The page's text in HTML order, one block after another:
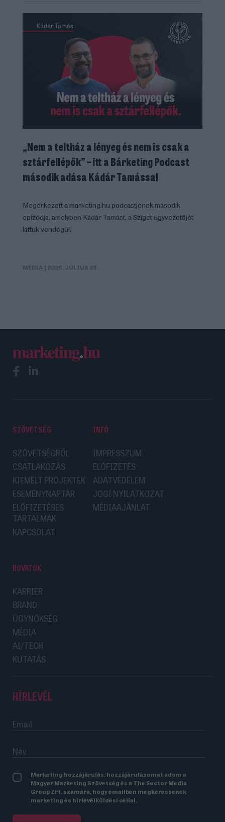
„Nem a teltház a lényeg és nem is csak a
sztárfellépők” – itt a Bárketing Podcast
második adása Kádár Tamással
Megérkezett a marketing.hu podcastjének második
epizódja, amelyben Kádár Tamást, a Sziget ügyvezetőjét
láttuk vendégül.
MÉDIA | 2026. JÚLIUS 28.
SZÖVETSÉG
SZÖVETSÉGRŐL
CSATLAKOZÁS
KIEMELT PROJEKTEK
ESEMÉNYNAPTÁR
ELŐFIZETÉSES
TARTALMAK
KAPCSOLAT
INFÓ
IMPRESSZUM
ELŐFIZETÉS
ADATVÉDELEM
JOGI NYILATKOZAT
MÉDIAAJÁNLAT
ROVATOK
KARRIER
BRAND
ÜGYNÖKSÉG
MÉDIA
AI/TECH
KUTATÁS
HÍRLEVÉL
Marketing hozzájárulás: hozzájárulásomat adom a
Magyar Marketing Szövetség és a The Sector Media
Group Zrt. számára, hogy emailben megkeressenek
marketing és hírlevélküldési céllal.